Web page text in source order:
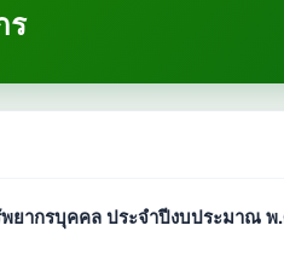
ร
ากรบุคคล ประจำปีงบประมาณ พ.